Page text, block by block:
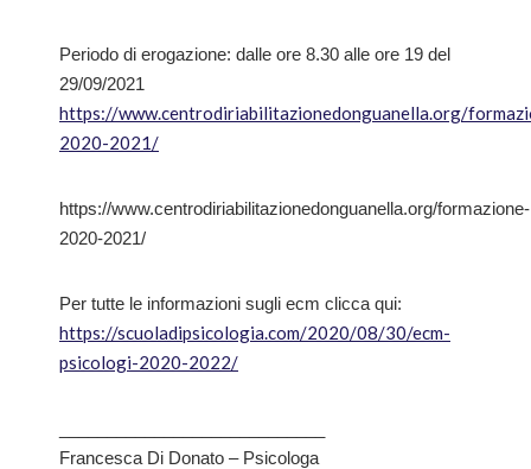
Periodo di erogazione: dalle ore 8.30 alle ore 19 del
29/09/2021
https://www.centrodiriabilitazionedonguanella.org/
2020-2021/
https://www.centrodiriabilitazionedonguanella.org/formazione-
2020-2021/
Per tutte le informazioni sugli ecm clicca qui:
https://scuoladipsicologia.com/2020/08/30/ecm-
psicologi-2020-2022/
Francesca Di Donato – Psicologa